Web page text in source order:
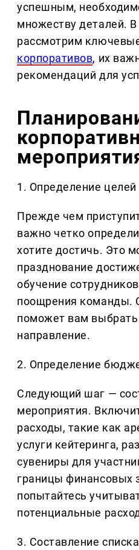
успешным,
множеству деталей.
рассмотрим
корпоративов, их
рекомендаций для
1. Определение целей
Прежде чем
важно четко
хотите достичь. Это
празднование
обучение
поощрения команды.
поможет вам
направление.
2. Определение
Следующий шаг —
мероприятия.
расходы, такие как
услуги кейтеринга,
сувениры для
границы финансовых
попытайтесь
потенциальные
3. Составление